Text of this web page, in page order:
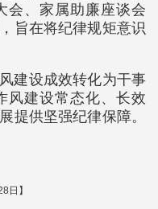
会、家属助廉座谈会
旨在将纪律规矩意识
建设成效转化为干事
风建设常态化、长效
提供坚强纪律保障。
日】